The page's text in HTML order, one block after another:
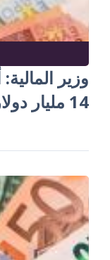
وزير
14 مليار دولار منذ بداية الحرب